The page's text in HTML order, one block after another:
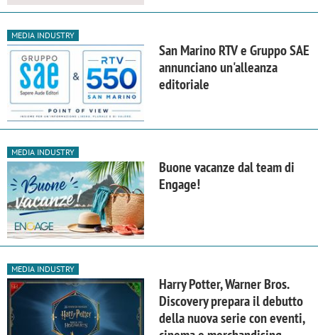
MEDIA INDUSTRY
San Marino RTV e Gruppo SAE
annunciano un'alleanza
editoriale
MEDIA INDUSTRY
Buone vacanze dal team di
Engage!
MEDIA INDUSTRY
Harry Potter, Warner Bros.
Discovery prepara il debutto
della nuova serie con eventi,